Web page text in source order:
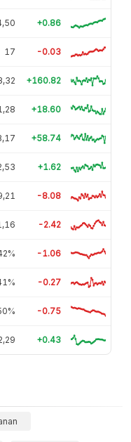
+0.86
17 -0.03
+160.82
+18.60
+58.74
+1.62
-8.08
-2.42
-1.06
-0.27
-0.75
+0.43